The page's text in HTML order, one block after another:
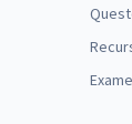
da União -
- Analista do MPU
à vista